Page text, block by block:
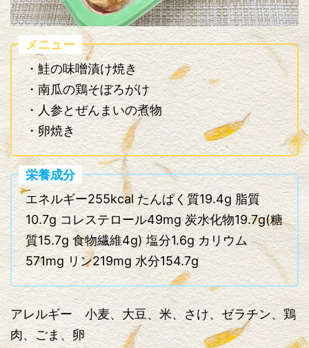
メニュー
・鮭の味噌漬け焼き
・南瓜の鶏そぼろがけ
・人参とぜんまいの煮物
・卵焼き
栄養成分
エネルギー255kcal たんぱく質19.4g 脂質
10.7g コレステロール49mg 炭水化物19.7g(糖
質15.7g 食物繊維4g) 塩分1.6g カリウム
571mg リン219mg 水分154.7g
アレルギー 小麦、大豆、米、さけ、ゼラチン、鶏
肉、ごま、卵